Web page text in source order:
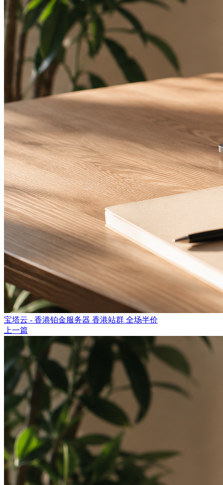
宝塔云 - 香港铂金服务器 香港站群 全场半价
上一篇